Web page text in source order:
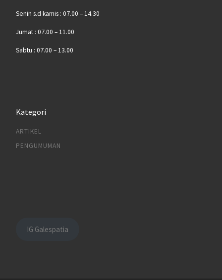
Senin s.d kamis : 07.00 – 14.30
Jumat : 07.00 – 11.00
Sabtu : 07.00 – 13.00
Kategori
ARTIKEL
PENGUMUMAN
IG Galespatia